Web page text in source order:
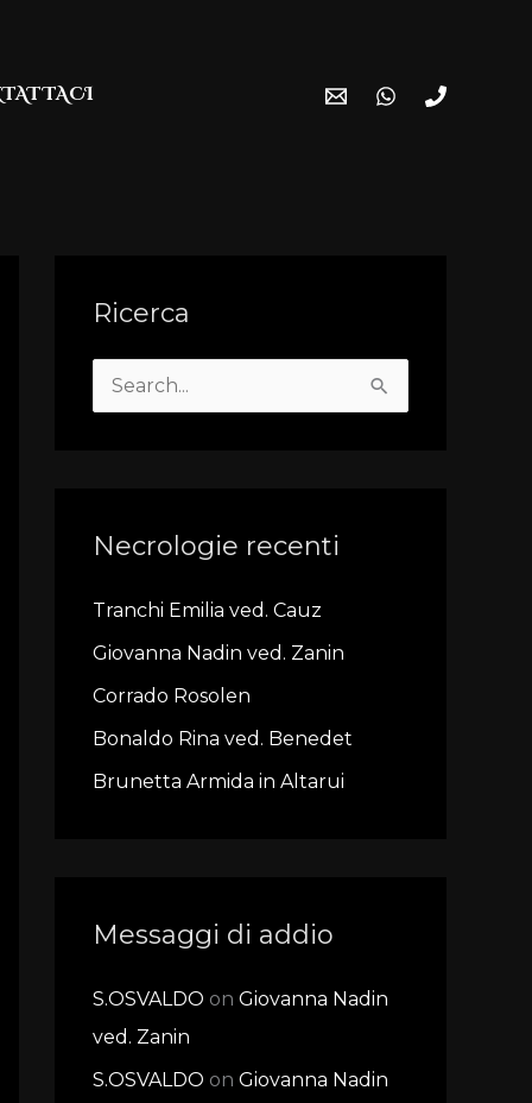
Ricerca
c
f
o
r
:
Necrologie recenti
Tranchi Emilia ved. Cauz
Giovanna Nadin ved. Zanin
Corrado Rosolen
Bonaldo Rina ved. Benedet
Brunetta Armida in Altarui
Messaggi di addio
S.OSVALDO on Giovanna Nadin
ved. Zanin
S.OSVALDO on Giovanna Nadin